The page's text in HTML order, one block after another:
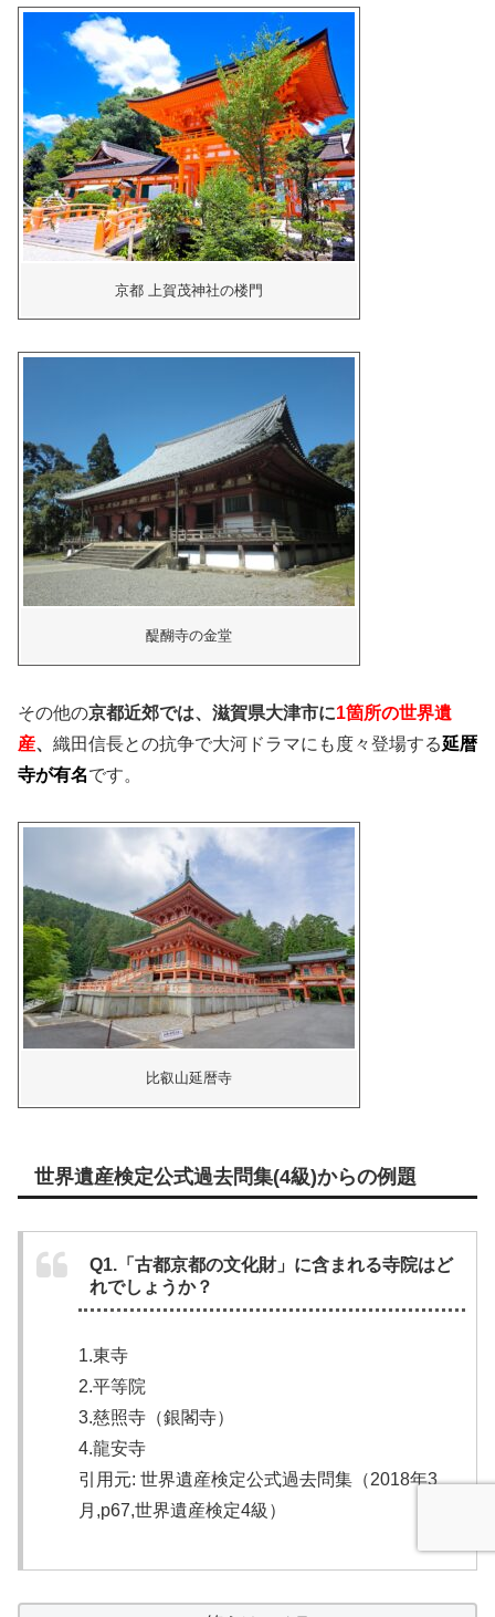
京都 上賀茂神社の楼門
醍醐寺の金堂
その他の京都近郊では、滋賀県大津市に1箇所の世界遺
産、 織田信長との抗争で大河ドラマにも度々登場する延暦
寺が有名です。
比叡山延暦寺
世界遺産検定公式過去問集(4級)からの例題
Q1.「古都京都の文化財」に含まれる寺院はど
れでしょうか？
1.東寺
2.平等院
3.慈照寺（銀閣寺）
4.龍安寺
引用元: 世界遺産検定公式過去問集（2018年3
月,p67,世界遺産検定4級）